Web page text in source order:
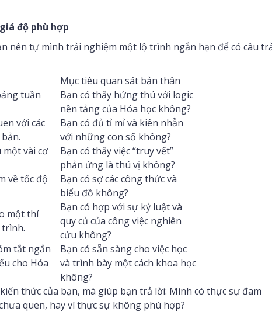
độ phù hợp
nên tự mình trải nghiệm một lộ trình ngắn hạn để có câu
Mục tiêu quan sát bản thân
tuần
Bạn có thấy hứng thú với logic
nền tảng của Hóa học không?
với các
Bạn có đủ tỉ mỉ và kiên nhẫn
với những con số không?
một vài cơ
Bạn có thấy việc “truy vết”
phản ứng là thú vị không?
về tốc độ
Bạn có sợ các công thức và
biểu đồ không?
một thí
Bạn có hợp với sự kỷ luật và
quy củ của công việc nghiên
cứu không?
tắt ngắn
cho Hóa
Bạn có sẵn sàng cho việc học
và trình bày một cách khoa học
không?
thức của bạn, mà giúp bạn trả lời: Mình có thực sự đam
quen, hay vì thực sự không phù hợp?